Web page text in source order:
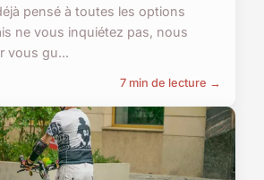
pensé à toutes les options
ne vous inquiétez pas, nous
vous gu...
7 min de lecture →